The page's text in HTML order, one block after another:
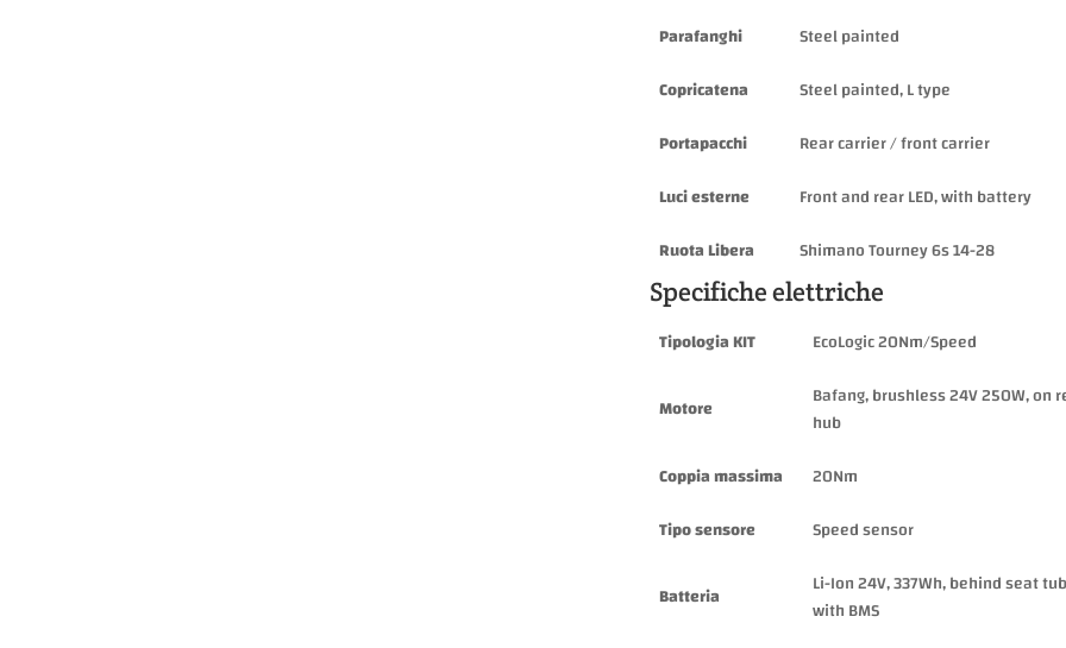
Parafanghi
Steel painted
Copricatena
Steel painted, L type
Portapacchi
Rear carrier / front carrier
Luci esterne
Front and rear LED, with battery
Ruota Libera
Shimano Tourney 6s 14-28
Specifiche elettriche
Tipologia KIT EcoLogic 20Nm/Speed
Motore
Bafang, brushless 24V 250W, on
hub
Coppia massima
20Nm
Tipo sensore
Speed sensor
Batteria
Li-Ion 24V, 337Wh, behind seat
with BMS